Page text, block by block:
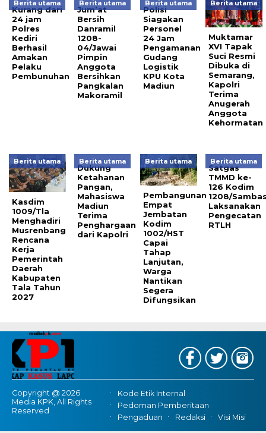
Berita utama
Kurang dari
24 jam
Polres
Kediri
Berhasil
Amakan
Pelaku
Pembunuhan
Berita utama
Jum’at
Bersih
Danramil
1208-
04/Jawai
Pimpin
Anggota
Bersihkan
Pangkalan
Makoramil
Berita utama
Polisi
Siagakan
Personel
24 Jam
Pengamanan
Gudang
Logistik
KPU Kota
Madiun
Berita utama
Muktamar
XVI Tapak
Suci Resmi
Dibuka di
Semarang,
Kapolri
Terima
Anugerah
Anggota
Kehormatan
Berita utama
Kasdim
1009/Tla
Menghadiri
Musrenbang
Rencana
Kerja
Pemerintah
Daerah
Kabupaten
Tala Tahun
2027
Berita utama
Dukung
Ketahanan
Pangan,
Mahasiswa
Madiun
Terima
Penghargaan
dari Kapolri
Berita utama
Pembangunan
Empat
Jembatan
Kodim
1002/HST
Capai
Tahap
Lanjutan,
Warga
Nantikan
Segera
Difungsikan
Berita utama
Satgas
TMMD ke-
126 Kodim
1208/
Laksanakan
Pengecatan
RTLH
Copyright @ 2026
Media KPK, All Rights
Reserved
Kode Etik Internal
Pedoman Pemberitaan
Pengaduan
Redaksi Visi Misi